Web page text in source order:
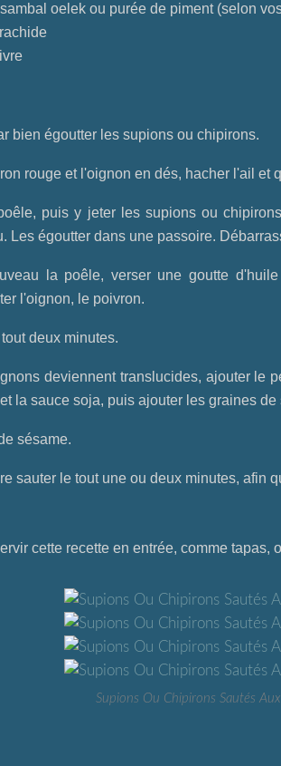
sambal oelek ou purée de piment(selon
bien égoutter les supions ou chipirons.
rouge et l'oignon en dés, hacher l'ail et
puis y jeter les supions ou
Les égoutter dans une passoire.
la poêle, verser une goutte
l'oignon, le poivron.
deux minutes.
deviennent translucides, ajouter le
la sauce soja, puis ajouter les graines de
sésame.
sauter le tout une ou deux minutes, afin
cette recette en entrée, comme tapas,
Supions Ou Chipirons Sautés